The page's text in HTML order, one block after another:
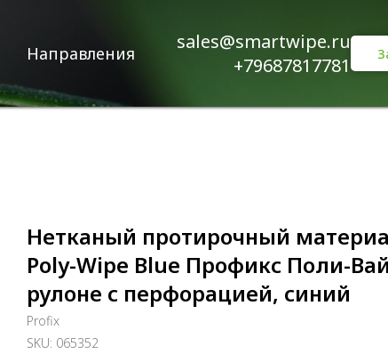
Направления
sales@smartwipe.ru
+79687817781
Нетканый протирочный
Poly-Wipe Blue Профикс Поли-
рулоне с перфорацией, синий
Profix
SKU: 065352